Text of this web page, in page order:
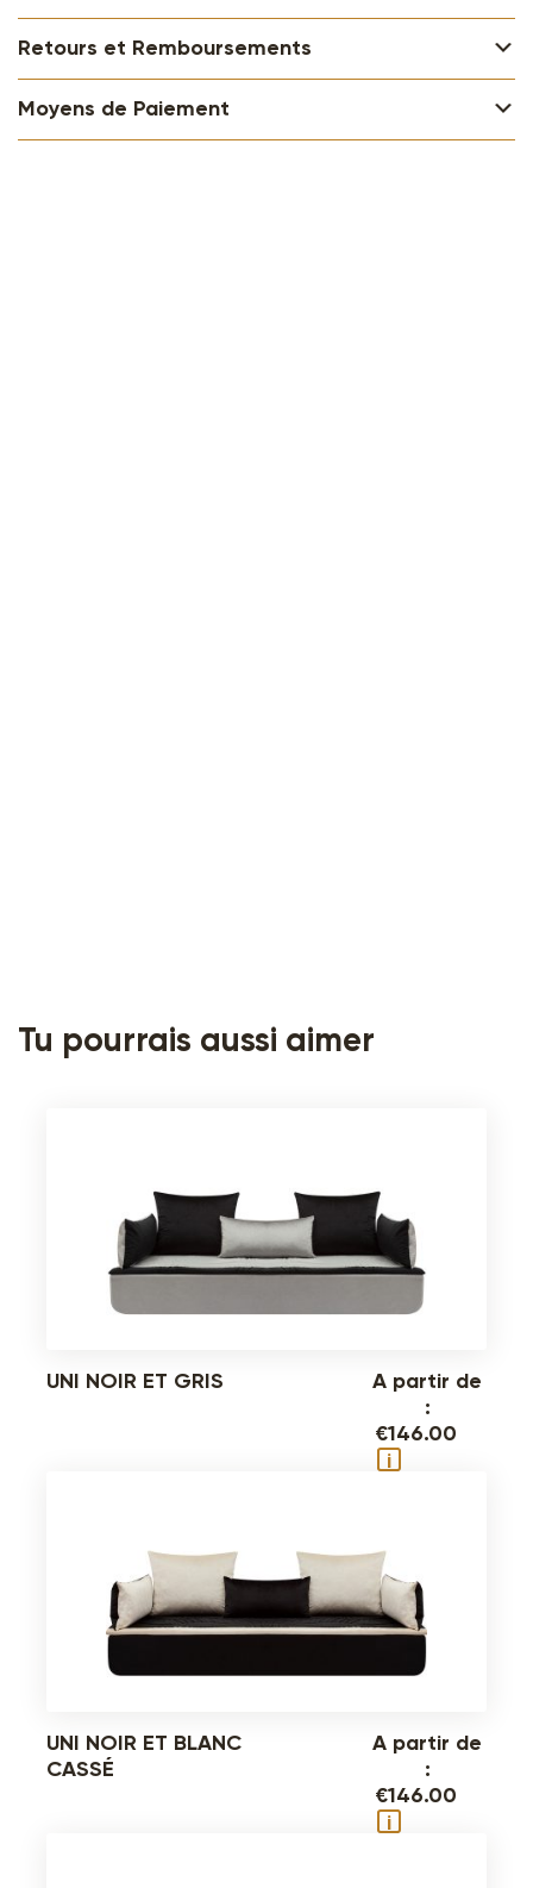
Retours et Remboursements
Moyens de Paiement
Tu pourrais aussi aimer
UNI NOIR ET GRIS
A partir de
:
€146.00
i
UNI NOIR ET BLANC
CASSÉ
A partir de
:
€146.00
i